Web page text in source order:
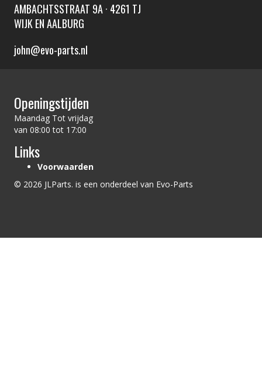
AMBACHTSSTRAAT 9A · 4261 TJ
WIJK EN AALBURG
john@evo-parts.nl
Openingstijden
Maandag Tot vrijdag
van 08:00 tot 17:00
Links
Voorwaarden
© 2026 JLParts. is een onderdeel van Evo-Parts